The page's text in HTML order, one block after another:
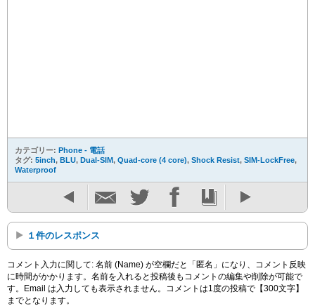
カテゴリー: Phone - 電話
タグ: 5inch, BLU, Dual-SIM, Quad-core (4 core), Shock Resist, SIM-LockFree,
Waterproof
１件のレスポンス
コメント入力に関して: 名前 (Name) が空欄だと「匿名」になり、コメント反映
に時間がかかります。名前を入れると投稿後もコメントの編集や削除が可能で
す。Email は入力しても表示されません。コメントは1度の投稿で【300文字】
までとなります。